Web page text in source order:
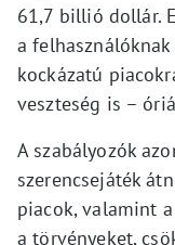
61,7 billió dollár.
a
kockázatú
veszteség is –
A szabályozók
szerencsejáték
piacok, valamint
a törvényeket,